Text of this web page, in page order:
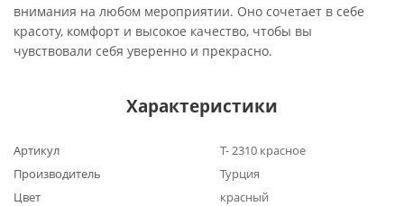
внимания на любом мероприятии. Оно сочетает в себе
красоту, комфорт и высокое качество, чтобы вы
чувствовали себя уверенно и прекрасно.
Характеристики
Артикул
Т- 2310 красное
Производитель
Турция
Цвет
красный